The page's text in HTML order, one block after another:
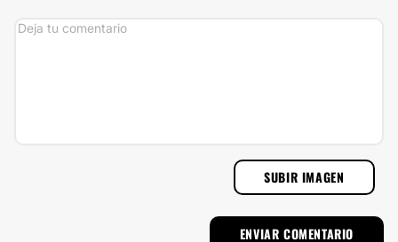
SUBIR IMAGEN